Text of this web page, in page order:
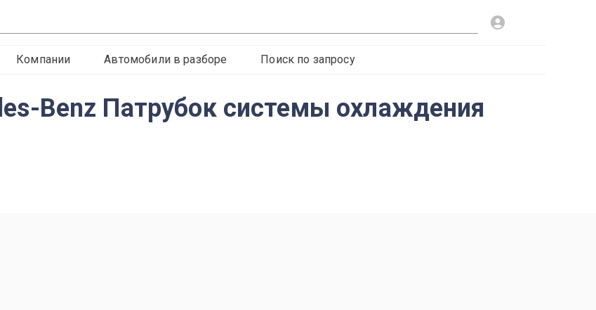
Компании Автомобили в разборе Поиск по запросу
Benz Патрубок системы охлаждения